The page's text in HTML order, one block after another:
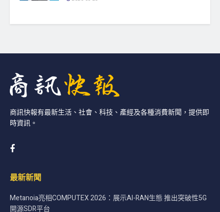
商訊快報有最新生活、社會、科技、產經及各種消費新聞，提供即
時資訊。
最新新聞
Metanoia亮相COMPUTEX 2026：展示AI-RAN生態 推出突破性5G
開源SDR平台